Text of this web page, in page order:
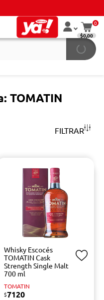
0
$0,00
TOMATIN
FILTRAR
Whisky Escocés
TOMATIN Cask
Strength Single Malt
700 ml
TOMATIN
$7120